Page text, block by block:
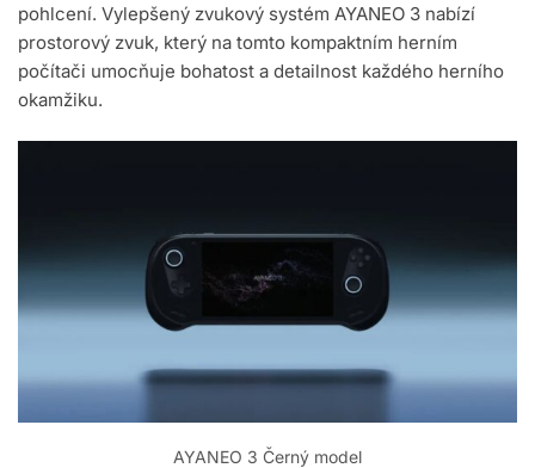
pohlcení. Vylepšený zvukový systém AYANEO 3 nabízí
prostorový zvuk, který na tomto kompaktním herním
počítači umocňuje bohatost a detailnost každého herního
okamžiku.
AYANEO 3 Černý model